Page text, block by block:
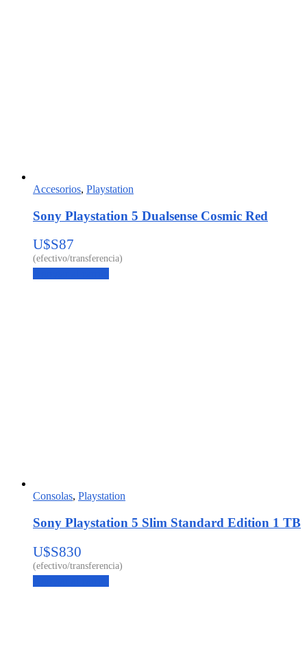
Accesorios, Playstation
Sony Playstation 5 Dualsense Cosmic Red
U$S87
Consolas, Playstation
Sony Playstation 5 Slim Standard Edition 1 TB
U$S830